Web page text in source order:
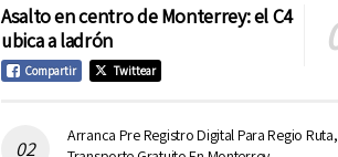
Asalto en centro de Monterrey: el C4
ubica a ladrón
Compartir Twittear
Arranca Pre Registro Digital Para Regio Ruta,